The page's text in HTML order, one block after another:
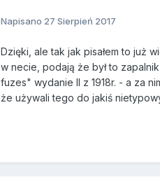
Napisano 27 Sierpień 2017
Dzięki, ale tak jak pisałem to już
w necie, podają że był to
fuzes" wydanie II z 1918r. - a za
że używali tego do jakiś